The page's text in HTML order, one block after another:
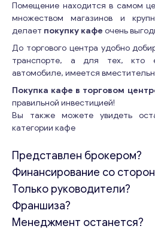
Помещение находится в самом
множеством магазинов и
делает покупку кафе очень
До торгового центра удобно
транспорте, а для тех, кто
автомобиле, имеется
Покупка кафе в торговом
правильной инвестицией!
Вы также можете увидеть
категории кафе
Представлен брокером?
Финансирование со
Только руководители?
Франшиза?
Менеджмент останется?